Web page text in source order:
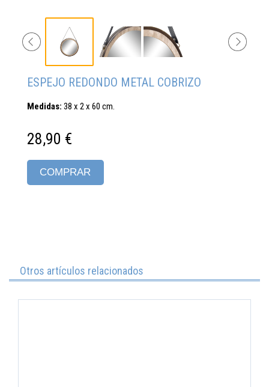
ESPEJO REDONDO METAL COBRIZO
Medidas: 38 x 2 x 60 cm.
28,90 €
COMPRAR
Otros artículos relacionados